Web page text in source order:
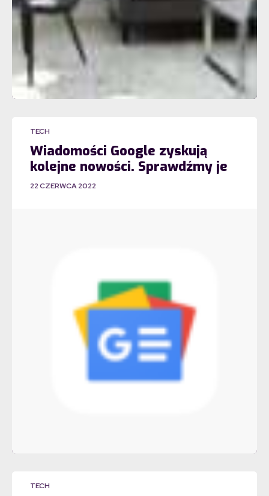
TECH
Wiadomości Google zyskują
kolejne nowości. Sprawdźmy je
22 CZERWCA 2022
TECH